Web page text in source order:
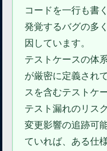
コードを一行も書
発覚するバグの多
因しています。
テストケースの体
が厳密に定義され
スを含むテストケ
テスト漏れのリス
変更影響の追跡可
ていれば、ある仕